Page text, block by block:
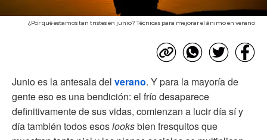
¿Por qué estamos tan tristes en junio? Técnicas para mejorar el ánimo en verano
Junio es la antesala del verano. Y para la mayoría de
gente eso es una bendición: el frío desaparece
definitivamente de sus vidas, comienzan a lucir día sí y
día también todos esoslooksbien fresquitos que